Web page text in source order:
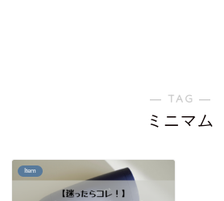
― TAG ―
ミニマム
Item